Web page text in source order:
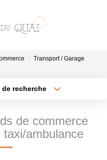
Transport / Garage
recherche
Surface min
de commerce
ambulance